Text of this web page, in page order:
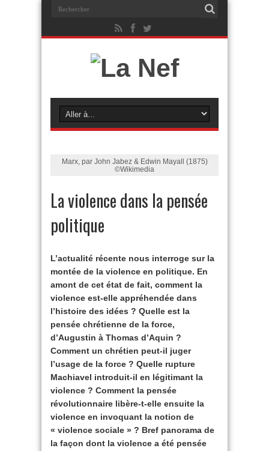
Marx, par John Jabez & Edwin Mayall (1875)
©Wikimedia
La violence dans la pensée
politique
L’actualité récente nous interroge sur la
montée de la violence en politique. En
amont de cet état de fait, comment la
violence est-elle appréhendée dans
l’histoire des idées ? Quelle est la
pensée chrétienne de la force,
d’Augustin à Thomas d’Aquin ?
Comment un chrétien peut-il juger
l’usage de la force ? Quelle rupture
Machiavel introduit-il en légitimant la
violence ? Comment la pensée
révolutionnaire libère-t-elle ensuite la
violence en invoquant la notion de
« violence sociale » ? Bref panorama de
la façon dont la violence a été pensée